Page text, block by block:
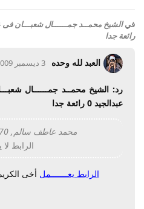
في
رائعة جدا
العبد لله وحده 3 ديسمبر 2009
رد: الشيخ محمــد جمــــــال
عبدالجيد 0 رائعة جدا
محمد عاطف سالم, post: 124670 كتب
الرابط
الرابط يعـــــــمل أخى